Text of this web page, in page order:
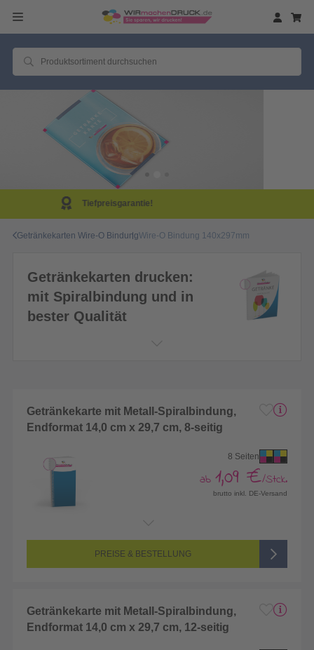
Same Day Produktion!
Getränkekarten Wire-O BindungWire-O Bindung 140x297mm
Getränkekarten drucken:
mit Spiralbindung und in
bester Qualität
Getränkekarte mit Metall-Spiralbindung,
Endformat 14,0 cm x 29,7 cm, 8-seitig
8 Seiten
ab 1,09 €/Stck.
brutto inkl. DE-Versand
Seitenanzahl: 8-seitig (Vorderseite und Rückseite bedruckt)
4/4-farbig CMYK (vollfarbig bedruckt)
PREISE & BESTELLUNG
Getränkekarte mit Metall-Spiralbindung,
Endformat 14,0 cm x 29,7 cm, 12-seitig